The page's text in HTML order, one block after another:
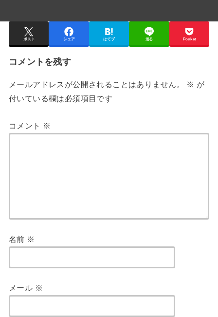
ポスト シェア はてブ 送る Pocket
コメントを残す
メールアドレスが公開されることはありません。 ※ が
付いている欄は必須項目です
コメント ※
名前 ※
メール ※